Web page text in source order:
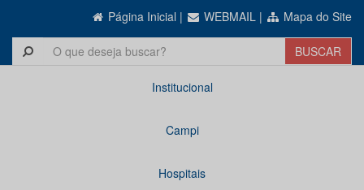
Página Inicial | WEBMAIL | Mapa do Site
Institucional
Campi
Hospitais